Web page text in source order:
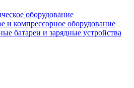
оборудование
и компрессорное оборудование
батареи и зарядные устройства